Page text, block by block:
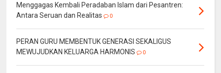
Menggagas Kembali Peradaban Islam dari Pesantren:
Antara Seruan dan Realitas
0
PERAN GURU MEMBENTUK GENERASI SEKALIGUS
MEWUJUDKAN KELUARGA HARMONIS
0